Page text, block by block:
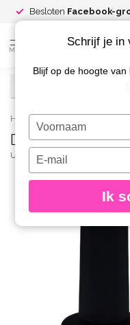
Besloten Facebook-
MENU
Home / D41 Gelpolish
D41 Gelpolish Kat
URBAN NAILS
Schrijf je in
Blijf op de hoogte
Typ
je
naam
Typ
je
e-
in
Ik